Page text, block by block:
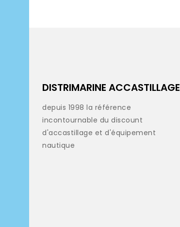
DISTRIMARINE ACCASTILLAGE
depuis 1998 la référence
incontournable du discount
d'accastillage et d'équipement
nautique